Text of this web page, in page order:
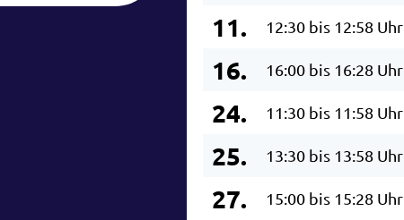
11. 12:30 bis 12:58 Uhr
16. 16:00 bis 16:28 Uhr
24. 11:30 bis 11:58 Uhr
25. 13:30 bis 13:58 Uhr
27. 15:00 bis 15:28 Uhr